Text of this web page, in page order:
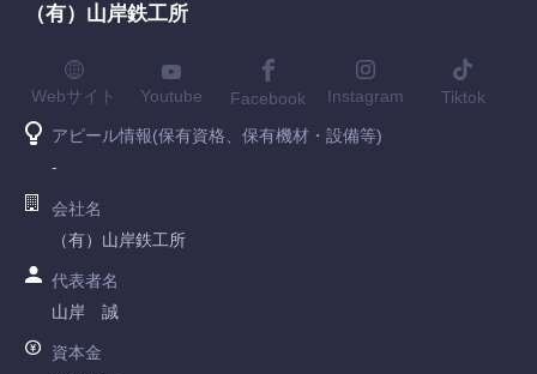
（有）山岸鉄工所
Webサイト Youtube Facebook Instagram Tiktok
アピール情報(保有資格、保有機材・設備等)
-
会社名
（有）山岸鉄工所
代表者名
山岸 誠
資本金